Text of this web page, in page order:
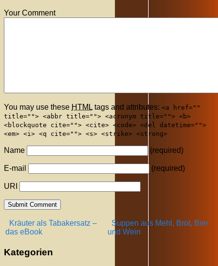
Your Comment
You may use these HTMLtags and attributes: <a href=""
title=""> <abbr title=""> <acronym title=""> <b>
<blockquote cite=""> <cite> <code> <del datetime="">
<em> <i> <q cite=""> <s> <strike> <strong>
Name (required)
E-mail (required)
URI
Kräuter als Tabakersatz –
das eBook
Suppen aus Mehl, Brot, Bier
und Wein
Kategorien